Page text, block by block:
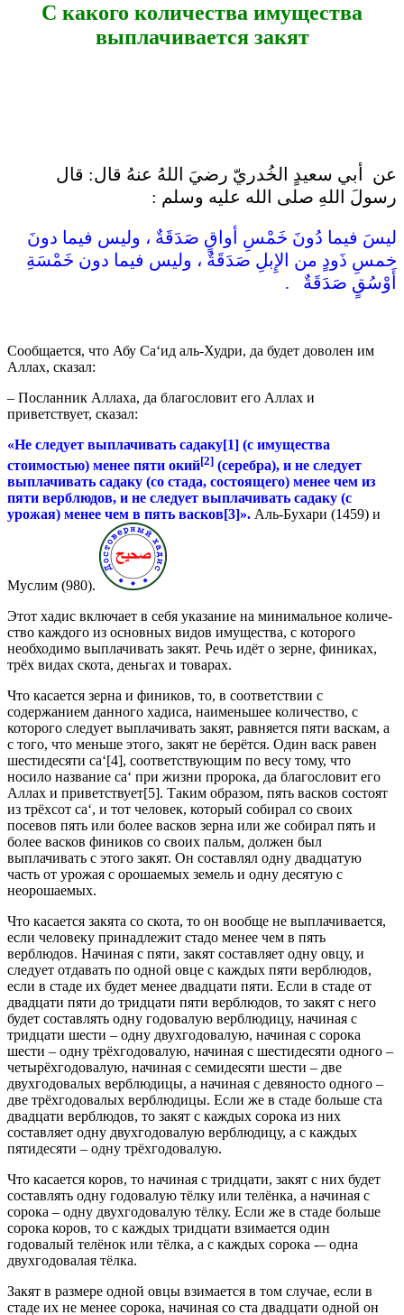
С какого количества имущества
выплачивается закят
عن أبي سعيدٍ الخُدريّ رضيَ اللهُ عنهُ قال: قال
رسولَ اللهِ صلى الله عليه وسلم :
ليسَ فيما دُونَ خَمْسِ أواقٍ صَدَقَةٌ ، وليس فيما دونَ
خمسِ ذَودٍ من الإِبلِ صَدَقَةٌ ، وليس فيما دون خَمْسَةِ
أَوْسُقٍ صَدَقَةٌ .
Сообщается, что Абу Са‘ид аль-Худри, да будет доволен им
Аллах, сказал:
– Посланник Аллаха, да благословит его Аллах и
приветствует, сказал:
«Не следует выплачи­вать садаку[1] (с имущества
стоимостью) менее пяти окий[2] (сереб­ра), и не следует
выплачивать садаку (со стада, состоящего) ме­нее чем из
пяти верблюдов, и не следует выплачивать садаку (с
урожая) менее чем в пять васков[3]». Аль-Бухари (1459) и
Муслим (980).
Этот хадис включает в себя указание на минимальное количе­
ство каждого из основных видов имущества, с которого
необходи­мо выплачивать закят. Речь идёт о зерне, финиках,
трёх видах ско­та, деньгах и товарах.
Что касается зерна и фиников, то, в соответствии с
содержани­ем данного хадиса, наименьшее количество, с
которого следует выплачивать закят, равняется пяти васкам, а
с того, что меньше этого, закят не берётся. Один васк равен
шестидесяти са‘[4], соот­ветствующим по весу тому, что
носило название са‘ при жизни пророка, да благословит его
Аллах и приветствует[5]. Таким образом, пять васков состоят
из трёхсот са‘, и тот человек, который собирал со своих
посевов пять или бо­лее васков зерна или же собирал пять и
более васков фиников со своих пальм, должен был
выплачивать с этого закят. Он составлял одну двадцатую
часть от урожая с орошаемых земель и одну деся­тую с
неорошаемых.
Что касается закята со скота, то он вообще не выплачивается,
ес­ли человеку принадлежит стадо менее чем в пять
верблюдов. Начи­ная с пяти, закят составляет одну овцу, и
следует отдавать по одной овце с каждых пяти верблюдов,
если в стаде их будет менее двадца­ти пяти. Если в стаде от
двадцати пяти до тридцати пяти верблю­дов, то закят с него
будет составлять одну годовалую верблюдицу, начиная с
тридцати шести – одну двухгодовалую, начиная с сорока
шести – одну трёхгодовалую, начиная с шестидесяти одного –
четы­рёхгодовалую, начиная с семидесяти шести – две
двухгодовалых верблюдицы, а начиная с девяносто одного –
две трёхгодовалых верблюдицы. Если же в стаде больше ста
двадцати верблюдов, то закят с каждых сорока из них
составляет одну двухгодовалую верб­людицу, а с каждых
пятидесяти – одну трёхгодовалую.
Что касается коров, то начиная с тридцати, закят с них будет
со­ставлять одну годовалую тёлку или телёнка, а начиная с
сорока – одну двухгодовалую тёлку. Если же в стаде больше
сорока коров, то с каждых тридцати взимается один
годовалый телёнок или тёл­ка, а с каждых сорока -– одна
двухгодовалая тёлка.
Закят в размере одной овцы взимается в том случае, если в
ста­де их не менее сорока, начиная со ста двадцати одной он